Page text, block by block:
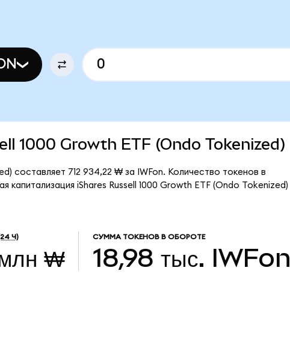
1000 Growth ETF (Ondo Tokenized)
составляет 712 934,22 ₩ за IWFon. Количество токенов в
iShares Russell 1000 Growth ETF (Ondo Tokenized)
Ч)
₩
СУММА ТОКЕНОВ В ОБОРОТЕ
18,98 тыс. IWFon